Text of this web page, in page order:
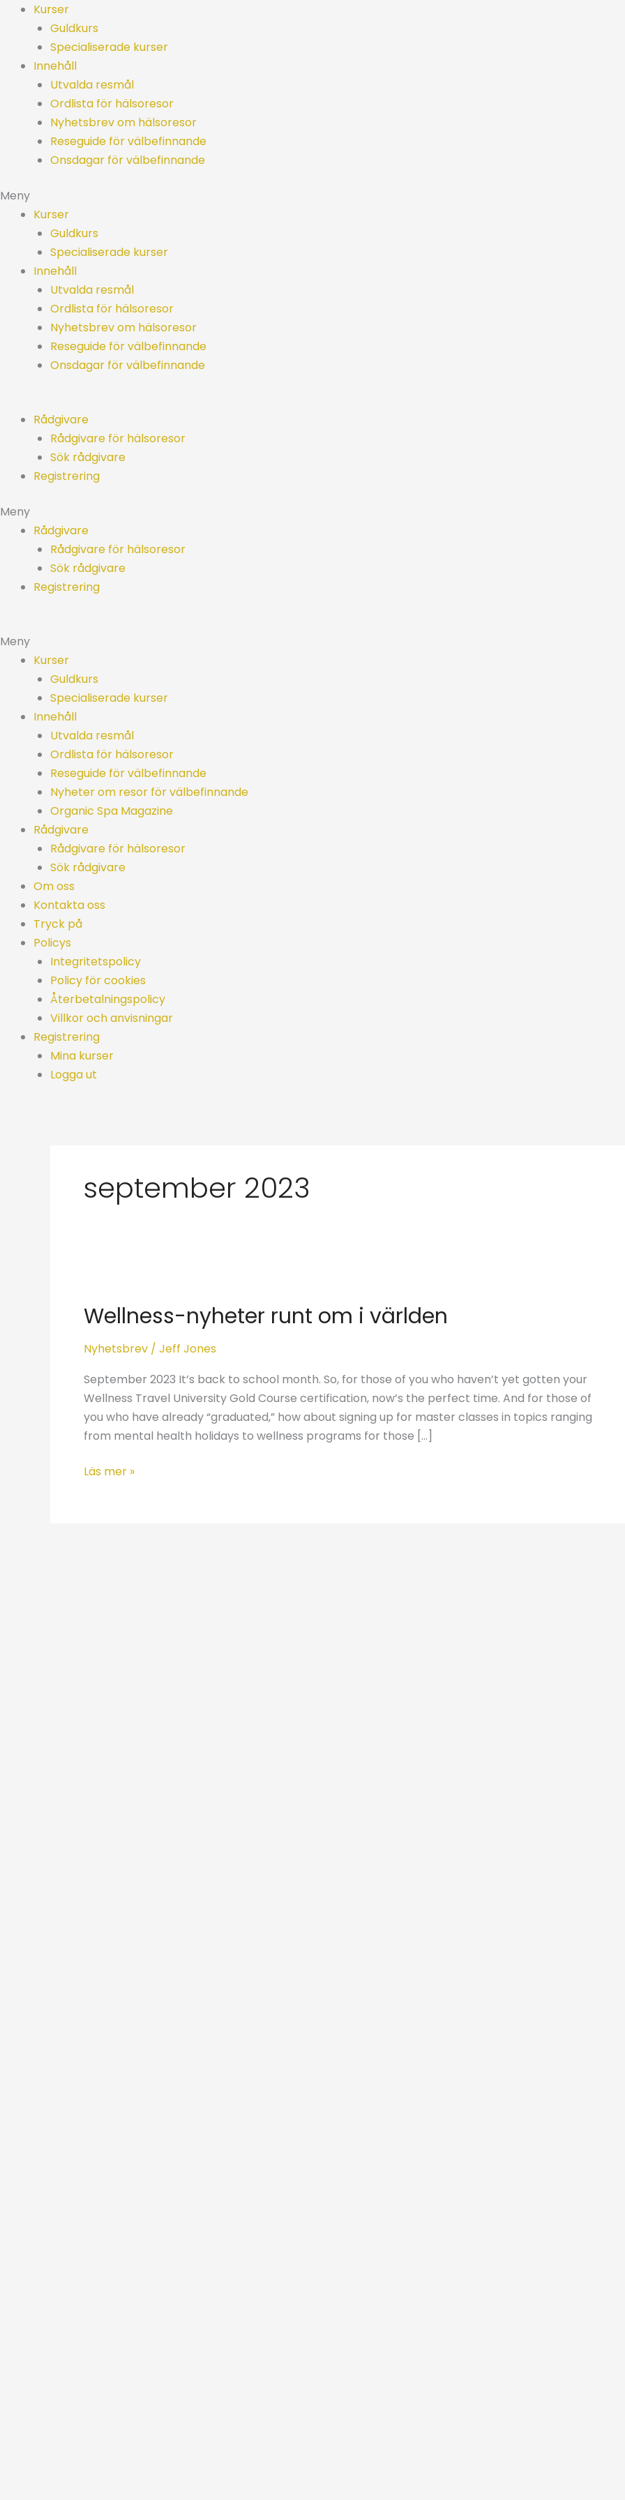
Hoppa
innehåll
Kurser
Guldkurs
Specialiserade kurser
Innehåll
Utvalda resmål
Ordlista för hälsoresor
Nyhetsbrev om hälsoresor
Reseguide för välbefinnande
Onsdagar för välbefinnande
Meny
Kurser
Guldkurs
Specialiserade kurser
Innehåll
Utvalda resmål
Ordlista för hälsoresor
Nyhetsbrev om hälsoresor
Reseguide för välbefinnande
Onsdagar för välbefinnande
Rådgivare
Rådgivare för hälsoresor
Sök rådgivare
Registrering
Meny
Rådgivare
Rådgivare för hälsoresor
Sök rådgivare
Registrering
Meny
Kurser
Guldkurs
Specialiserade kurser
Innehåll
Utvalda resmål
Ordlista för hälsoresor
Reseguide för välbefinnande
Nyheter om resor för välbefinnande
Organic Spa Magazine
Rådgivare
Rådgivare för hälsoresor
Sök rådgivare
Om oss
Kontakta oss
Tryck på
Policys
Integritetspolicy
Policy för cookies
Återbetalningspolicy
Villkor och anvisningar
Registrering
Mina kurser
Logga ut
september 2023
Wellness-nyheter runt om i världen
Nyhetsbrev / Jeff Jones
September 2023 It’s back to school month. So, for those of you who haven’t yet gotten your
Wellness Travel University Gold Course certification, now’s the perfect time. And for those of
you who have already “graduated,” how about signing up for master classes in topics ranging
from mental health holidays to wellness programs for those […]
runt
i
Läs mer »